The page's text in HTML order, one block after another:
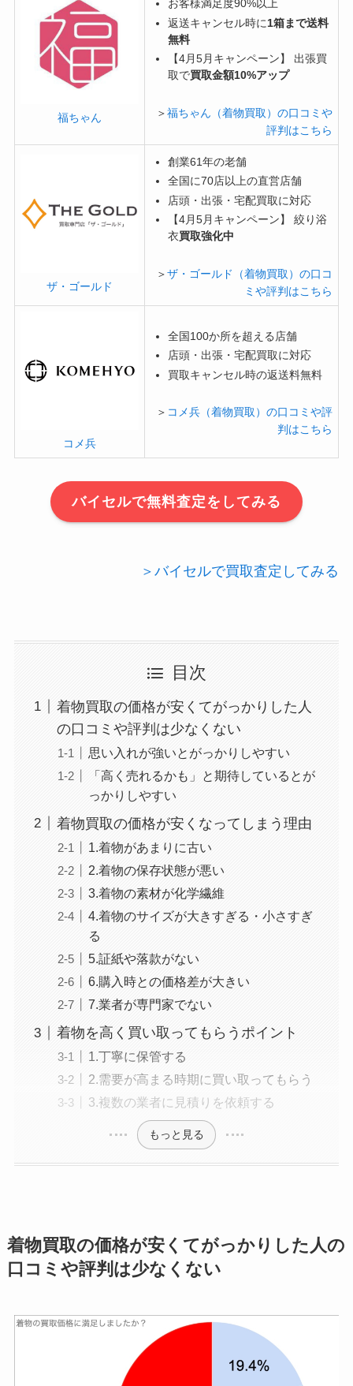
福ちゃん
お客様満足度90%以上
返送キャンセル時に1箱まで送料
無料
【4月5月キャンペーン】 出張買
取で買取金額10%アップ
＞福ちゃん（着物買取）の口コミや
評判はこちら
ザ・ゴールド
創業61年の老舗
全国に70店以上の直営店舗
店頭・出張・宅配買取に対応
【4月5月キャンペーン】 絞り浴
衣買取強化中
＞ザ・ゴールド（着物買取）の口コ
ミや評判はこちら
コメ兵
全国100か所を超える店舗
店頭・出張・宅配買取に対応
買取キャンセル時の返送料無料
＞ コメ兵（着物買取）の口コミや評
判はこちら
バイセルで無料査定をしてみる
＞バイセルで買取査定してみる
目次
着物買取の価格が安くてがっかりした人
の口コミや評判は少なくない
思い入れが強いとがっかりしやすい
「高く売れるかも」と期待しているとが
っかりしやすい
着物買取の価格が安くなってしまう理由
1.着物があまりに古い
2.着物の保存状態が悪い
3.着物の素材が化学繊維
4.着物のサイズが大きすぎる・小さすぎ
る
5.証紙や落款がない
6.購入時との価格差が大きい
7.業者が専門家でない
着物を高く買い取ってもらうポイント
1.丁寧に保管する
2.需要が高まる時期に買い取ってもらう
3.複数の業者に見積りを依頼する
もっと見る
着物買取の価格が安くてがっかりした人の
口コミや評判は少なくない